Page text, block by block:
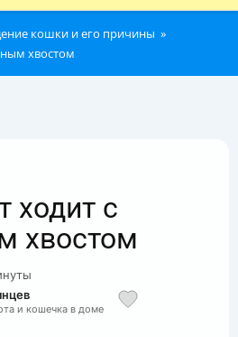
кошки и его причины
хвостом
ходит с
хвостом
и кошечка в доме